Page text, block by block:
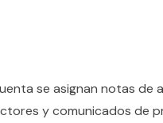
se asignan notas de
y comunicados de